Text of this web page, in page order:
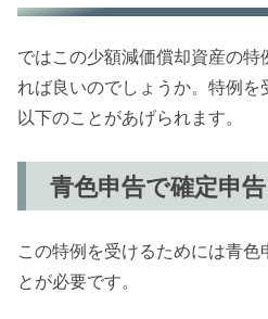
ではこの少額減価償却資産の
れば良いのでしょうか。特例
以下のことがあげられます。
青色申告で確定申
この特例を受けるためには青色
とが必要です。